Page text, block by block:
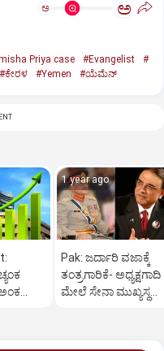
ಅ ಅ
Priya case #Evangelist
#
#ಕೇರಳ #Yemen #ಯೆಮೆನ್‌
1 year ago
Pak: ಜರ್ದಾರಿ ವಜಾಕ್ಕೆ
ತಂತ್ರಗಾರಿಕೆ- ಅಧ್ಯಕ್ಷಗಾದಿ
ಮೇಲೆ ಸೇನಾ ಮುಖ್ಯಸ್ಥ